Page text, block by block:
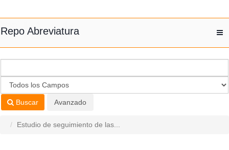
Repo Abreviatura
Buscar Avanzado
Estudio de seguimiento de las...